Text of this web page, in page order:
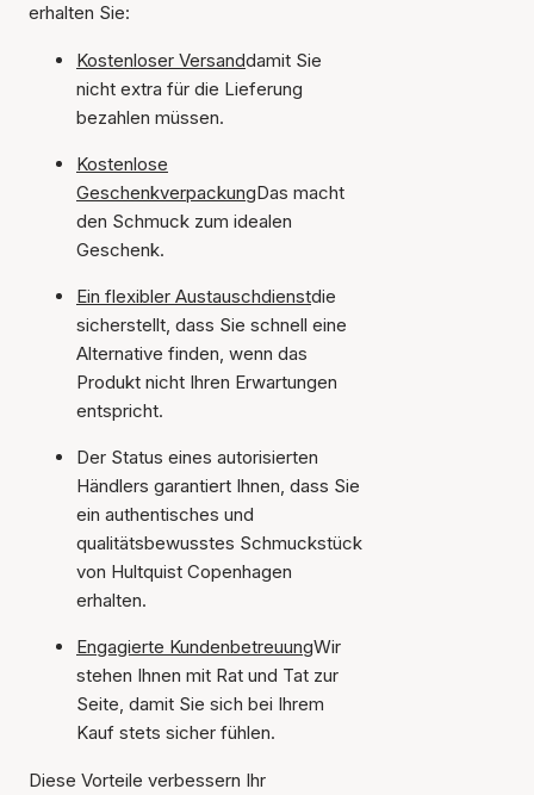
erhalten Sie:
Kostenloser Versanddamit Sie
nicht extra für die Lieferung
bezahlen müssen.
Kostenlose
GeschenkverpackungDas macht
den Schmuck zum idealen
Geschenk.
Ein flexibler Austauschdienstdie
sicherstellt, dass Sie schnell eine
Alternative finden, wenn das
Produkt nicht Ihren Erwartungen
entspricht.
Der Status eines autorisierten
Händlers garantiert Ihnen, dass Sie
ein authentisches und
qualitätsbewusstes Schmuckstück
von Hultquist Copenhagen
erhalten.
Engagierte KundenbetreuungWir
stehen Ihnen mit Rat und Tat zur
Seite, damit Sie sich bei Ihrem
Kauf stets sicher fühlen.
Diese Vorteile verbessern Ihr